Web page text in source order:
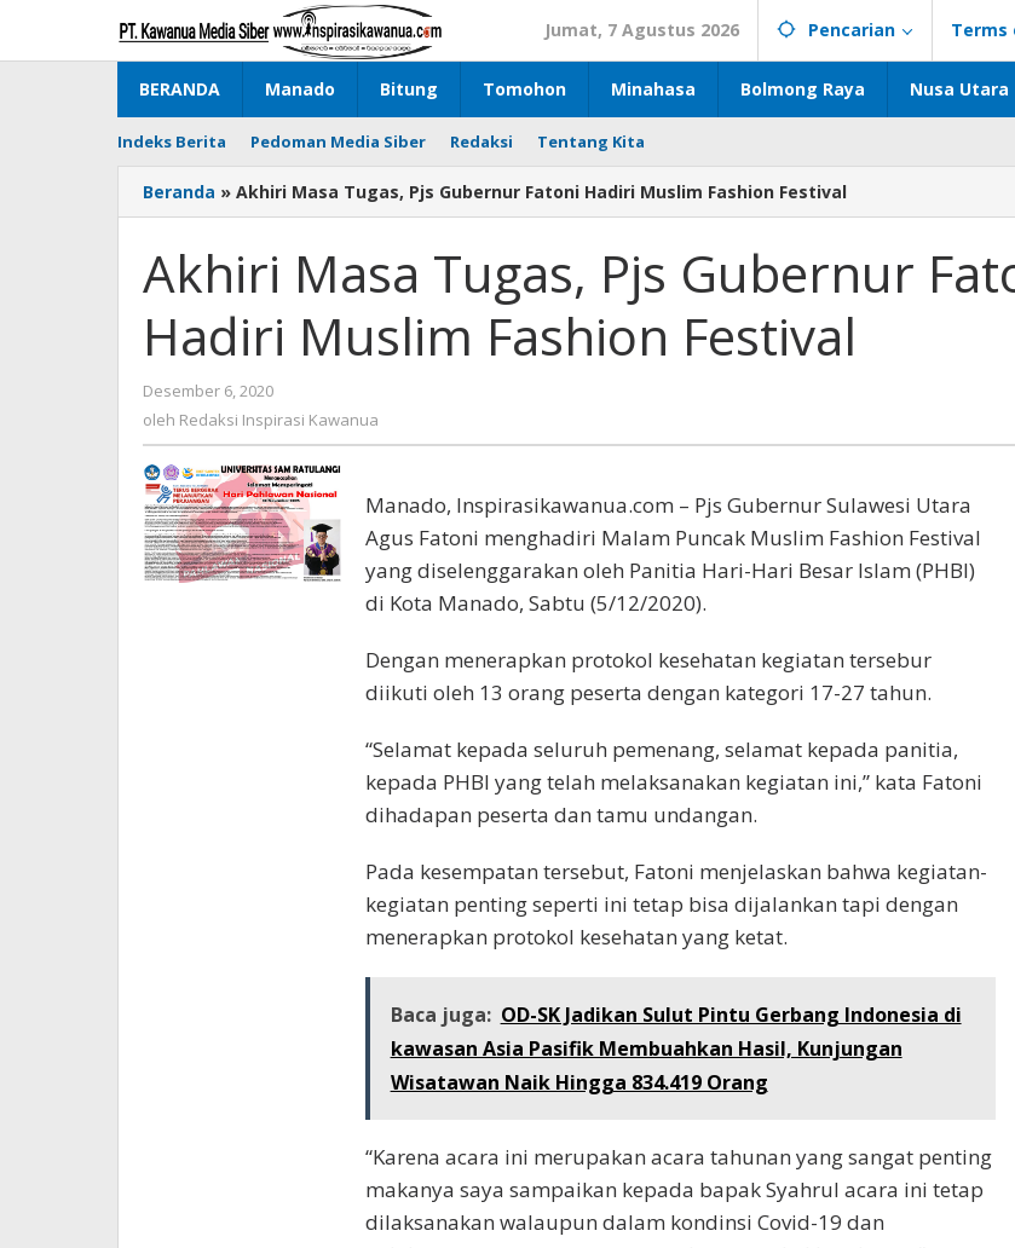
konten
Jumat, 7 Agustus 2026 Pencarian Terms
BERANDA Manado Bitung Tomohon Minahasa Bolmong Raya Nusa Utara
Indeks Berita Pedoman Media Siber Redaksi Tentang Kita
Beranda » Akhiri Masa Tugas, Pjs Gubernur Fatoni Hadiri Muslim Fashion Festival
Akhiri Masa Tugas, Pjs Gubernur
Hadiri Muslim Fashion Festival
Desember 6, 2020
Redaksi
oleh Redaksi Inspirasi Kawanua
Manado, Inspirasikawanua.com – Pjs Gubernur Sulawesi Utara
Agus Fatoni menghadiri Malam Puncak Muslim Fashion Festival
yang diselenggarakan oleh Panitia Hari-Hari Besar Islam (PHBI)
di Kota Manado, Sabtu (5/12/2020).
Dengan menerapkan protokol kesehatan kegiatan tersebur
diikuti oleh 13 orang peserta dengan kategori 17-27 tahun.
“Selamat kepada seluruh pemenang, selamat kepada panitia,
kepada PHBI yang telah melaksanakan kegiatan ini,” kata Fatoni
dihadapan peserta dan tamu undangan.
Pada kesempatan tersebut, Fatoni menjelaskan bahwa kegiatan-
kegiatan penting seperti ini tetap bisa dijalankan tapi dengan
menerapkan protokol kesehatan yang ketat.
Baca juga: OD-SK Jadikan Sulut Pintu Gerbang Indonesia di
kawasan Asia Pasifik Membuahkan Hasil, Kunjungan
Wisatawan Naik Hingga 834.419 Orang
“Karena acara ini merupakan acara tahunan yang sangat penting
makanya saya sampaikan kepada bapak Syahrul acara ini tetap
dilaksanakan walaupun dalam kondinsi Covid-19 dan